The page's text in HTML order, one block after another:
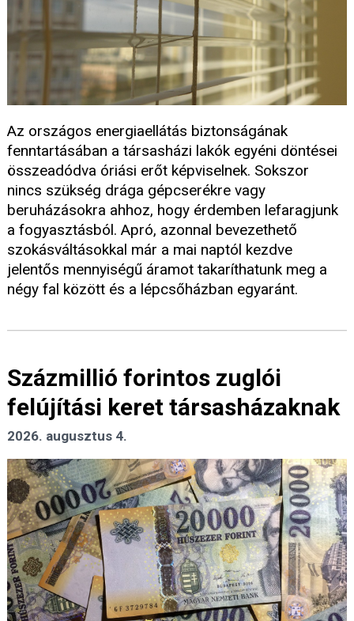
Az országos energiaellátás biztonságának
fenntartásában a társasházi lakók egyéni döntései
összeadódva óriási erőt képviselnek. Sokszor
nincs szükség drága gépcserékre vagy
beruházásokra ahhoz, hogy érdemben lefaragjunk
a fogyasztásból. Apró, azonnal bevezethető
szokásváltásokkal már a mai naptól kezdve
jelentős mennyiségű áramot takaríthatunk meg a
négy fal között és a lépcsőházban egyaránt.
Százmillió forintos zuglói
felújítási keret társasházaknak
2026. augusztus 4.